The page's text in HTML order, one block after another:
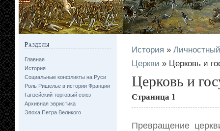
Разделы
Главная
История
Социальные конфликты на Руси
Роль Ришелье в истории Франции
Ганзейский торговый союз
Архивная эвристика
Эпоха Петра Великого
История »
Церкви » Церковь и
Церковь и
Страница 1
Превращение